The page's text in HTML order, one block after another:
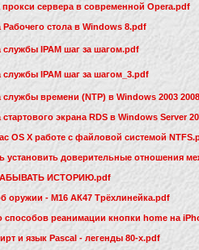
прокси сервера в современной Opera.pdf
Рабочего стола в Windows 8.pdf
службы IPAM шаг за шагом.pdf
службы IPAM шаг за шагом_3.pdf
службы времени (NTP) в Windows 2003
экрана RDS в Windows Server
OS X работе с файловой системой
установить доверительные отношения
ИСТОРИЮ.pdf
оружии - М16 АК47 Трёхлинейка.pdf
способов реанимации кнопки home на
и язык Pascal - легенды 80-х.pdf